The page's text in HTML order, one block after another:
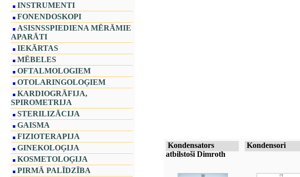
INSTRUMENTI
FONENDOSKOPI
ASISNSSPIEDIENA MĒRĀMIE
APARĀTI
IEKĀRTAS
MĒBELES
OFTALMOLOGIEM
OTOLARINGOLOĢIEM
KARDIOGRĀFIJA,
SPIROMETRIJA
STERILIZĀCIJA
GAISMA
FIZIOTERAPIJA
GINEKOLOĢIJA
KOSMETOLOĢIJA
PIRMĀ PALĪDZĪBA
Kondensators
atbilstoši Dimroth
Kondensori